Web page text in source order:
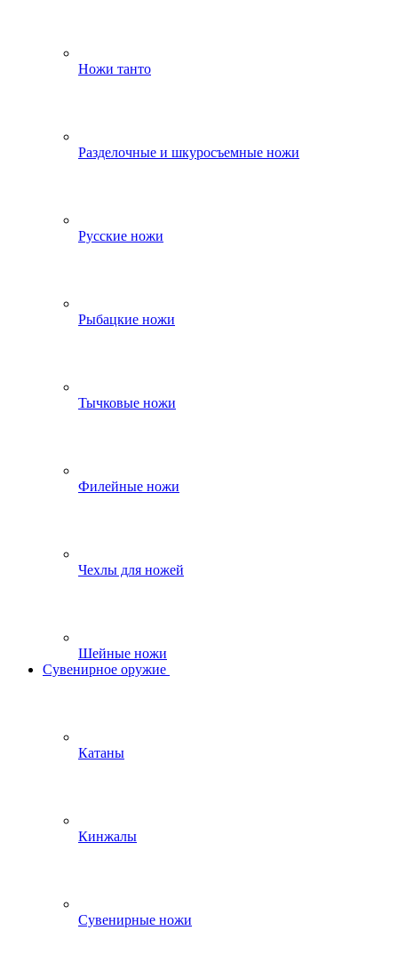
Ножи танто
Разделочные и шкуросъемные ножи
Русские ножи
Рыбацкие ножи
Тычковые ножи
Филейные ножи
Чехлы для ножей
Шейные ножи
Сувенирное оружие
Катаны
Кинжалы
Сувенирные ножи